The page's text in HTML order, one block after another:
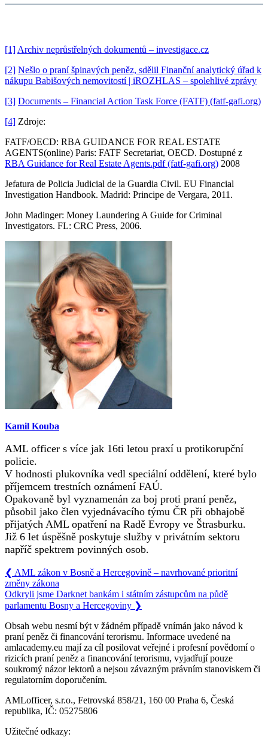
[1] Archiv neprůstřelných dokumentů – investigace.cz
[2] Nešlo o praní špinavých peněz, sdělil Finanční analytický úřad k
nákupu Babišových nemovitostí | iROZHLAS – spolehlivé zprávy
[3] Documents – Financial Action Task Force (FATF) (fatf-gafi.org)
[4] Zdroje:
FATF/OECD: RBA GUIDANCE FOR REAL ESTATE
AGENTS(online) Paris: FATF Secretariat, OECD. Dostupné z
RBA Guidance for Real Estate Agents.pdf (fatf-gafi.org) 2008
Jefatura de Policia Judicial de la Guardia Civil. EU Financial
Investigation Handbook. Madrid: Principe de Vergara, 2011.
John Madinger: Money Laundering A Guide for Criminal
Investigators. FL: CRC Press, 2006.
Kamil Kouba
AML officer s více jak 16ti letou praxí u protikorupční
policie.
V hodnosti plukovníka vedl speciální oddělení, které bylo
příjemcem trestních oznámení FAÚ.
Opakovaně byl vyznamenán za boj proti praní peněz,
působil jako člen vyjednávacího týmu ČR při obhajobě
přijatých AML opatření na Radě Evropy ve Štrasburku.
Již 6 let úspěšně poskytuje služby v privátním sektoru
napříč spektrem povinných osob.
❮ AML zákon v Bosně a Hercegovině – navrhované prioritní
změny zákona
Odkryli jsme Darknet bankám i státním zástupcům na půdě
parlamentu Bosny a Hercegoviny ❯
Obsah webu nesmí být v žádném případě vnímán jako návod k
praní peněz či financování terorismu. Informace uvedené na
amlacademy.eu mají za cíl posilovat veřejné i profesní povědomí o
rizicích praní peněz a financování terorismu, vyjadřují pouze
soukromý názor lektorů a nejsou závazným právním stanoviskem či
regulatorním doporučením.
AMLofficer, s.r.o., Fetrovská 858/21, 160 00 Praha 6, Česká
republika, IČ: 05275806
Užitečné odkazy: